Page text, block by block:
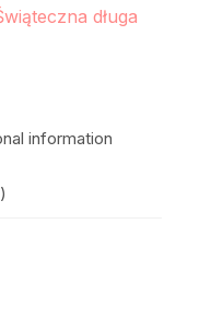
długa
information